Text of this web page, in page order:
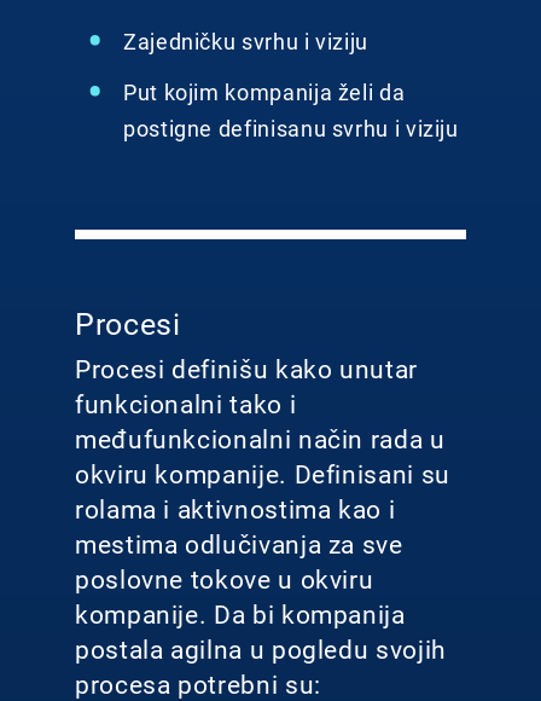
Zajedničku svrhu i viziju
Put kojim kompanija želi da
postigne definisanu svrhu i viziju
Procesi
Procesi definišu kako unutar
funkcionalni tako i
međufunkcionalni način rada u
okviru kompanije. Definisani su
rolama i aktivnostima kao i
mestima odlučivanja za sve
poslovne tokove u okviru
kompanije. Da bi kompanija
postala agilna u pogledu svojih
procesa potrebni su: